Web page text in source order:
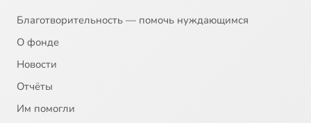
Благотворительность — помочь нуждающимся
О фонде
Новости
Отчёты
Им помогли